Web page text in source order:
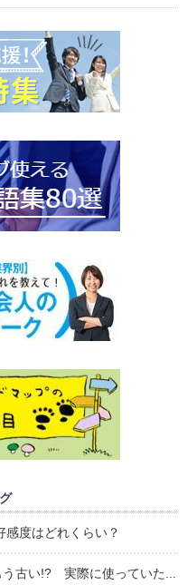
感度はどれくらい？
う古い!? 実際に使っていた...